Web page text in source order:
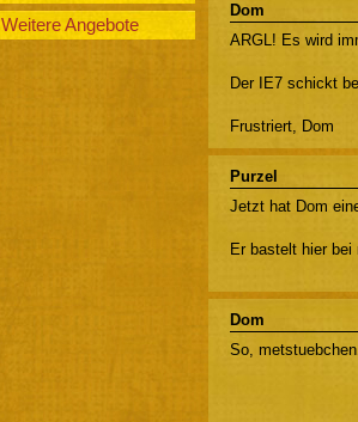
Weitere Angebote
Dom
ARGL! Es wird
Der IE7 schickt
Frustriert, Dom
Purzel
Jetzt hat Dom
Er bastelt hier
Dom
So,